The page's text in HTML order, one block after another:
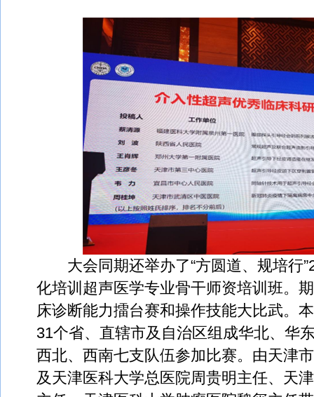
大会同期还举办了“方圆道、规培行
化培训超声医学专业骨干师资培训班。
床诊断能力擂台赛和操作技能大比武。
31个省、直辖市及自治区组成华北、华
西北、西南七支队伍参加比赛。由天津
及天津医科大学总医院周贵明主任、天